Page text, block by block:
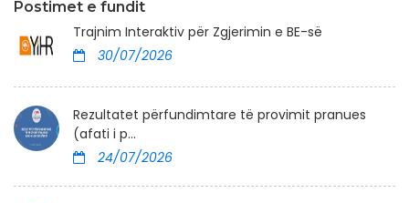
Postimet e fundit
Trajnim Interaktiv për Zgjerimin e BE-së
30/07/2026
Rezultatet përfundimtare të provimit pranues
(afati i p...
24/07/2026